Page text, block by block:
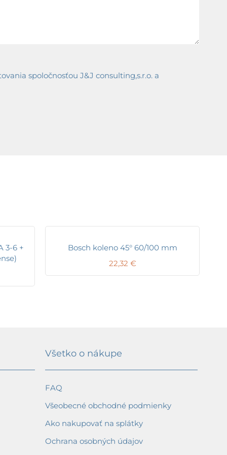
spoločnosťou J&J consulting,s.r.o. a
3-6 +
Bosch koleno 45° 60/100 mm
22,32 €
Všetko o nákupe
FAQ
Všeobecné obchodné podmienky
Ako nakupovať na splátky
Ochrana osobných údajov